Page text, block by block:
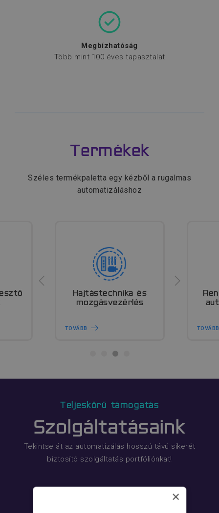
Megbízhatóság
Több mint 100 éves tapasztalat
Termékek
Széles termékpaletta egy kézből a rugalmas
automatizáláshoz
Hajtástechnika és
mozgásvezérlés
TOVÁBB
Teljeskörű támogatás
Szolgáltatásaink
Tekintse át az automatizálás hosszú távú sikerét
biztosító szolgáltatás portfóliónkat!
×